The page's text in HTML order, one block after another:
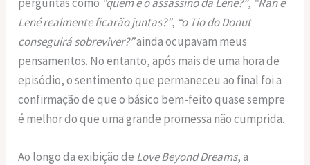
Lené realmente ficarão juntas?”, “o Tio do Donut
conseguirá sobreviver?”ainda ocupavam meus
pensamentos. No entanto, após mais de uma hora de
episódio, o sentimento que permaneceu ao final foi a
confirmação de que o básico bem-feito quase sempre
é melhor do que uma grande promessa não cumprida.
Ao longo da exibição de Love Beyond Dreams, a